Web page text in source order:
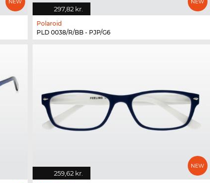
297,82 kr.
Polaroid
PLD 0038/R/BB - PJP/G6
259,62 kr.